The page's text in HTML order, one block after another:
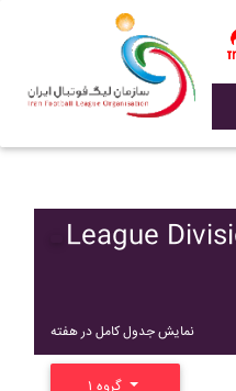
نمایش جدول کامل در هفته